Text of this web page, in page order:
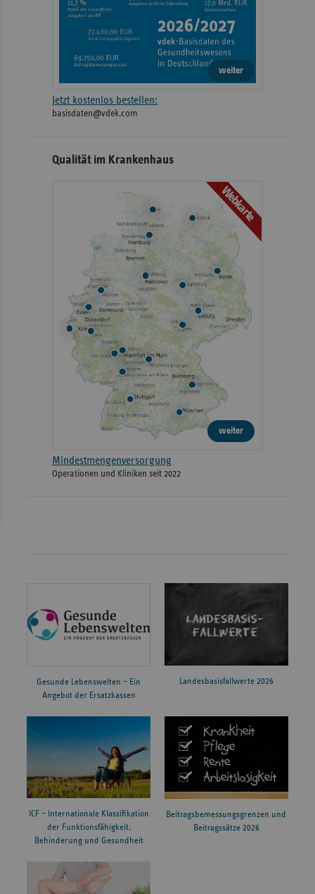
weiter
Jetzt kostenlos bestellen:
basisdaten@vdek.com
Qualität im Krankenhaus
Webkarte
weiter
Mindestmengenversorgung
Operationen und Kliniken seit 2022
Gesunde Lebenswelten – Ein
Angebot der Ersatzkassen
Landesbasisfallwerte 2026
ICF – Internationale Klassifikation
der Funktionsfähigkeit,
Behinderung und Gesundheit
Beitragsbemessungsgrenzen und
Beitragssätze 2026